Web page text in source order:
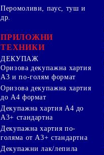
Перомоливи, паус, туш и
др.
ПРИЛОЖНИ
ТЕХНИКИ
ДЕКУПАЖ
Оризова декупажна хартия
А3 и по-голям формат
Оризова декупажна хартия
до А4 формат
Декупажна хартия А4 до
А3+ стандартна
Декупажна хартия по-
голяма от А3+ стандартна
Декупажни лак/лепила